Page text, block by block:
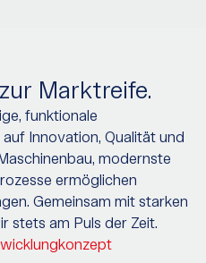
Marktreife.
funktionale
Innovation, Qualität und
modernste
ermöglichen
Gemeinsam mit starken
stets am Puls der Zeit.